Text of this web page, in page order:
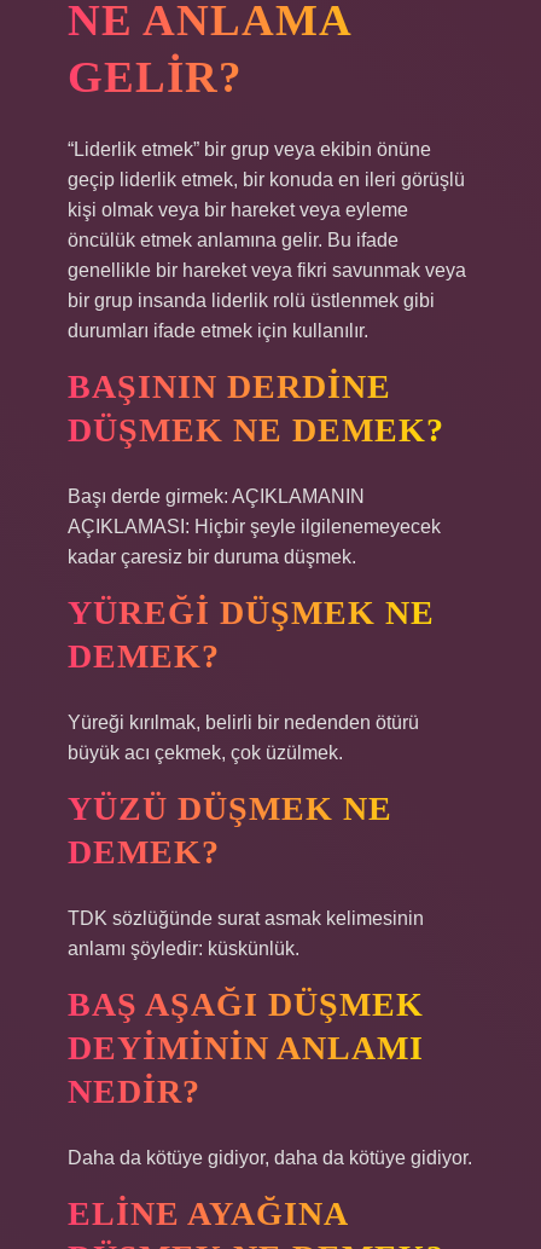
NE ANLAMA
GELIR?
“Liderlik etmek” bir grup veya ekibin önüne
geçip liderlik etmek, bir konuda en ileri görüşlü
kişi olmak veya bir hareket veya eyleme
öncülük etmek anlamına gelir. Bu ifade
genellikle bir hareket veya fikri savunmak veya
bir grup insanda liderlik rolü üstlenmek gibi
durumları ifade etmek için kullanılır.
BAŞININ DERDINE
DÜŞMEK NE DEMEK?
Başı derde girmek: AÇIKLAMANIN
AÇIKLAMASI: Hiçbir şeyle ilgilenemeyecek
kadar çaresiz bir duruma düşmek.
YÜREĞI DÜŞMEK NE
DEMEK?
Yüreği kırılmak, belirli bir nedenden ötürü
büyük acı çekmek, çok üzülmek.
YÜZÜ DÜŞMEK NE
DEMEK?
TDK sözlüğünde surat asmak kelimesinin
anlamı şöyledir: küskünlük.
BAŞ AŞAĞI DÜŞMEK
DEYIMININ ANLAMI
NEDIR?
Daha da kötüye gidiyor, daha da kötüye gidiyor.
ELINE AYAĞINA